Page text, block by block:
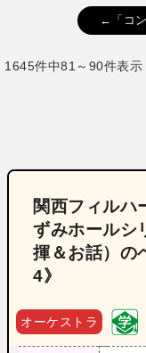
←「コ
1645件中81～90件表示
関西フィルハ
ずみホールシ
揮＆お話）の
4》
オーケストラ